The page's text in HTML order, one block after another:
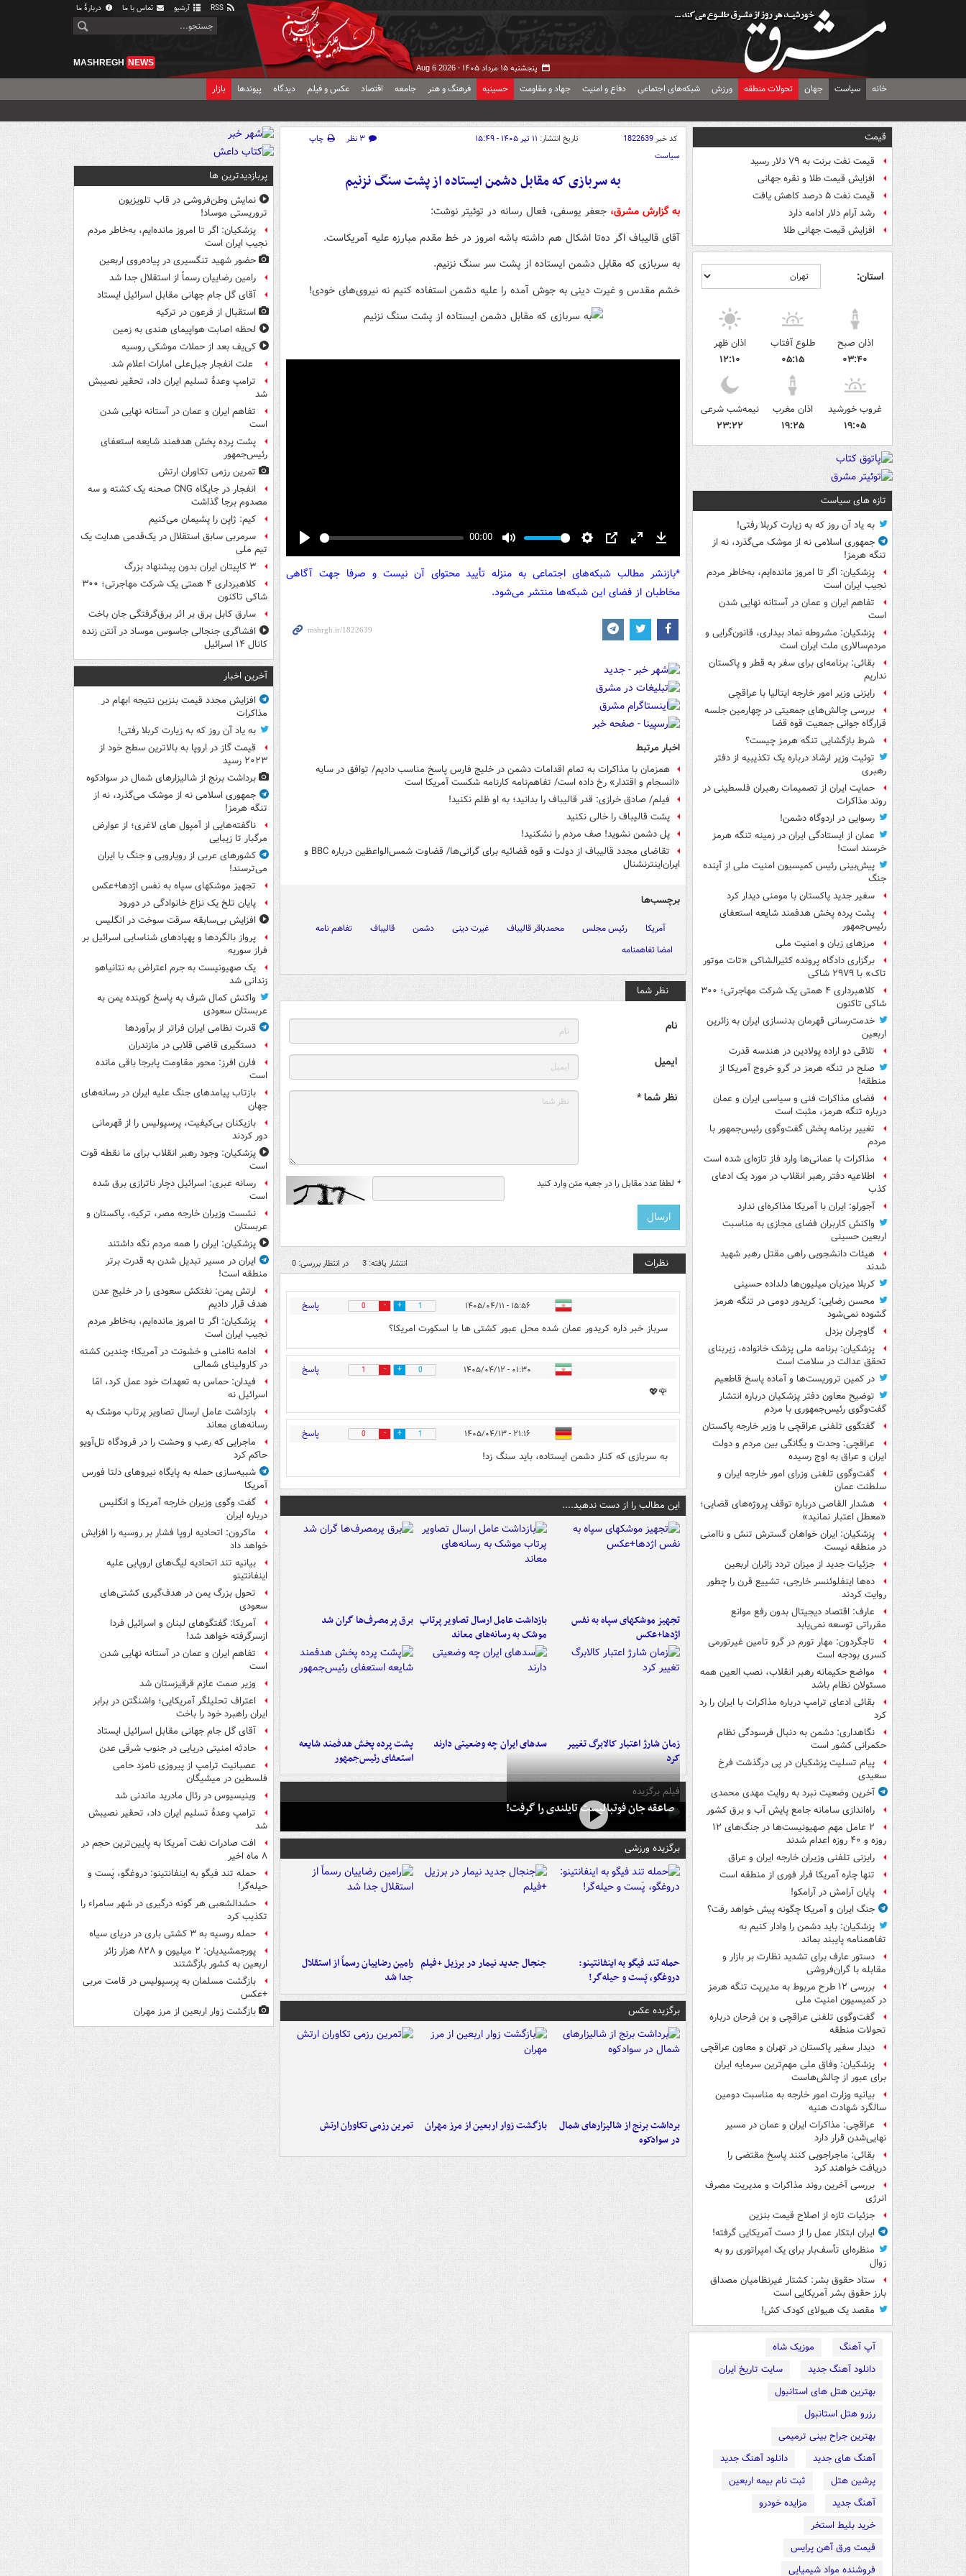
آرشیو تماس با ما دربارهٔ ما
پنجشنبه ۱۵ مرداد ۱۴۰۵ - Aug 6 2026
MASHREGH NEWS
خانه سیاست جهان تحولات منطقه ورزش شبکه‌های اجتماعی دفاع و امنیت جهاد و مقاومت حسینیه فرهنگ و هنر جامعه اقتصاد عکس و فیلم دیدگاه پیوندها بازار
قیمت
قیمت نفت برنت به ۷۹ دلار رسید
افزایش قیمت طلا و نقره جهانی
قیمت نفت ۵ درصد کاهش یافت
رشد آرام دلار ادامه دارد
افزایش قیمت جهانی طلا
استان:
اذان صبح
۰۳:۴۰
طلوع آفتاب
۰۵:۱۵
اذان ظهر
۱۲:۱۰
غروب خورشید
۱۹:۰۵
اذان مغرب
۱۹:۲۵
نیمه‌شب شرعی
۲۳:۲۲
تازه های سیاست
به یاد آن روز که به زیارت کربلا رفتی!
جمهوری اسلامی نه از موشک می‌گذرد، نه از
تنگه هرمز!
پزشکیان: اگر تا امروز مانده‌ایم، به‌خاطر مردم
نجیب ایران است
تفاهم ایران و عمان در آستانه نهایی شدن
است
پزشکیان: مشروطه نماد بیداری، قانون‌گرایی و
مردم‌سالاری ملت ایران است
بقائی: برنامه‌ای برای سفر به قطر و پاکستان
نداریم
رایزنی وزیر امور خارجه ایتالیا با عراقچی
بررسی چالش‌های جمعیتی در چهارمین جلسه
قرارگاه جوانی جمعیت قوه قضا
شرط بازگشایی تنگه هرمز چیست؟
توئیت وزیر ارشاد درباره یک تکذیبیه از دفتر
رهبری
حمایت ایران از تصمیمات رهبران فلسطینی در
روند مذاکرات
رسوایی در اردوگاه دشمن!
عمان از ایستادگی ایران در زمینه تنگه هرمز
خرسند است!
پیش‌بینی رئیس کمیسیون امنیت ملی از آینده
جنگ
سفیر جدید پاکستان با مومنی دیدار کرد
پشت پرده پخش هدفمند شایعه استعفای
رئیس‌جمهور
مرزهای زبان و امنیت ملی
برگزاری دادگاه پرونده کثیرالشاکی «تات موتور
تاک» با ۲۹۷۹ شاکی
کلاهبرداری ۴ همتی یک شرکت مهاجرتی؛ ۳۰۰
شاکی تاکنون
خدمت‌رسانی قهرمان بدنسازی ایران به زائرین
اربعین
تلاقی دو اراده پولادین در هندسه قدرت
صلح در تنگه هرمز در گرو خروج آمریکا از
منطقه!
فضای مذاکرات فنی و سیاسی ایران و عمان
درباره تنگه هرمز، مثبت است
تغییر برنامه پخش گفت‌وگوی رئیس‌جمهور با
مردم
مذاکرات با عمانی‌ها وارد فاز تازه‌ای شده است
اطلاعیه دفتر رهبر انقلاب در مورد یک ادعای
کذب
آجورلو: ایران با آمریکا مذاکره‌ای ندارد
واکنش کاربران فضای مجازی به مناسبت
اربعین حسینی
هیئات دانشجویی راهی مقتل رهبر شهید
شدند
کربلا میزبان میلیون‌ها دلداده حسینی
محسن رضایی: کریدور دومی در تنگه هرمز
گشوده نمی‌شود
گاوچران بزدل
پزشکیان: برنامه ملی پزشک خانواده، زیربنای
تحقق عدالت در سلامت است
در کمین تروریست‌ها و آماده پاسخ قاطعیم
توضیح معاون دفتر پزشکیان درباره انتشار
گفت‌وگوی رئیس‌جمهوری با مردم
گفتگوی تلفنی عراقچی با وزیر خارجه پاکستان
عراقچی: وحدت و یگانگی بین مردم و دولت
ایران و عراق به اوج رسیده
گفت‌وگوی تلفنی وزرای امور خارجه ایران و
سلطنت عمان
هشدار القاصی درباره توقف پروژه‌های قضایی؛
«معطل اعتبار نمانید»
پزشکیان: ایران خواهان گسترش تنش و ناامنی
در منطقه نیست
جزئیات جدید از میزان تردد زائران اربعین
ده‌ها اینفلوئنسر خارجی، تشییع قرن را چطور
روایت کردند
عارف: اقتصاد دیجیتال بدون رفع موانع
مقرراتی توسعه نمی‌یابد
تاجگردون: مهار تورم در گرو تامین غیرتورمی
کسری بودجه است
مواضع حکیمانه رهبر انقلاب، نصب العین همه
مسئولان نظام باشد
بقائی ادعای ترامپ درباره مذاکرات با ایران را رد
کرد
نگاهداری: دشمن به دنبال فرسودگی نظام
حکمرانی کشور است
پیام تسلیت پزشکیان در پی درگذشت فرخ
سعیدی
آخرین وضعیت نبرد به روایت مهدی محمدی
راه‌اندازی سامانه جامع پایش آب و برق کشور
۲ عامل مهم صهیونیست‌ها در جنگ‌های ۱۲
روزه و ۴۰ روزه اعدام شدند
رایزنی تلفنی وزیران خارجه ایران و عراق
تنها چاره آمریکا فرار فوری از منطقه است
پایان آرامش در آرامکو!
جنگ ایران و آمریکا چگونه پیش خواهد رفت؟
پزشکیان: باید دشمن را وادار کنیم به
تفاهم‎نامه پایبند بماند
دستور عارف برای تشدید نظارت بر بازار و
مقابله با گران‌فروشی
بررسی ۱۲ طرح مربوط به مدیریت تنگه هرمز
در کمیسیون امنیت ملی
گفت‌وگوی تلفنی عراقچی و بن فرحان درباره
تحولات منطقه
دیدار سفیر پاکستان در تهران و معاون عراقچی
پزشکیان: وفاق ملی مهم‌ترین سرمایه ایران
برای عبور از چالش‌هاست
بیانیه وزارت امور خارجه به مناسبت دومین
سالگرد شهادت هنیه
عراقچی: مذاکرات ایران و عمان در مسیر
نهایی‌شدن قرار دارد
بقائی: ماجراجویی کنند پاسخ مقتضی را
دریافت خواهند کرد
بررسی آخرین روند مذاکرات و مدیریت مصرف
انرژی
جزئیات تازه از اصلاح قیمت بنزین
ایران ابتکار عمل را از دست آمریکایی‌ گرفته!
منظره‌ای تأسف‌بار برای یک امپراتوری رو به
زوال
ستاد حقوق بشر: کشتار غیرنظامیان مصداق
بارز حقوق بشر آمریکایی است
مقصد یک هیولای کودک کش!
آپ آهنگ
موزیک شاه
دانلود آهنگ جدید
سایت تاریخ ایران
بهترین هتل های استانبول
رزرو هتل استانبول
بهترین جراح بینی ترمیمی
آهنگ های جدید
دانلود آهنگ جدید
پرشین هتل
ثبت نام بیمه اربعین
آهنگ جدید
مزایده خودرو
خرید بلیط استخر
قیمت ورق آهن پرایس
فروشنده مواد شیمیایی
کد خبر1822639 تاریخ انتشار: ۱۱ تیر ۱۴۰۵ - ۱۵:۴۹ ۳ نظر
چاپ
سیاست
به سربازی که مقابل دشمن ایستاده از پشت سنگ نزنیم
به گزارش مشرق، جعفر یوسفی، فعال رسانه در توئیتر نوشت:
آقای قالیباف اگر ده‌تا اشکال هم داشته باشه امروز در خط مقدم مبارزه علیه آمریکاست.
به سربازی که مقابل دشمن ایستاده از پشت سر سنگ نزنیم.
خشم مقدس و غیرت دینی به جوش آمده را علیه دشمن استفاده کنیم نه نیروی‌های خودی!
00:00
fullscreen
Download
*بازنشر مطالب شبکه‌های اجتماعی به منزله تأیید محتوای آن نیست و صرفا جهت آگاهی
مخاطبان از فضای این شبکه‌ها منتشر می‌شود.
اخبار مرتبط
همزمان با مذاکرات به تمام اقدامات دشمن در خلیج فارس پاسخ مناسب دادیم/ توافق در سایه
«انسجام و اقتدار» رخ داده است/ تفاهم‌نامه کارنامه شکست آمریکا است
فیلم/ صادق خرازی: قدر قالیباف را بدانید؛ به او ظلم نکنید!
پشت قالیباف را خالی نکنید
پل دشمن نشوید! صف مردم را نشکنید!
تقاضای مجدد قالیباف از دولت و قوه قضائیه برای گرانی‌ها/ قضاوت شمس‌الواعظین درباره BBC و
ایران‌اینترنشنال
برچسب‌ها
آمریکا رئیس مجلس محمدباقر قالیباف غیرت دینی دشمن قالیباف
تفاهم نامه
امضا تفاهمنامه
نظر شما
نام
ایمیل
نظر شما *
* لطفا عدد مقابل را در جعبه متن وارد کنید
نظرات انتشار یافته: 3 در انتظار بررسی: 0
۱۵:۵۶ - ۱۴۰۵/۰۴/۱۱ 1
0 پاسخ
سرباز خبر داره کریدور عمان شده محل عبور کشتی ها با اسکورت امریکا؟
۰۱:۳۰ - ۱۴۰۵/۰۴/۱۲ 0
1 پاسخ
🌹💖
۲۱:۱۶ - ۱۴۰۵/۰۴/۱۳ 1
0 پاسخ
به سربازی که کنار دشمن ایستاده، باید سنگ زد!
این مطالب را از دست ندهید....
تجهیز موشکهای سپاه به نفس
اژدها+عکس
بازداشت عامل ارسال تصاویر پرتاب
موشک به رسانه‌های معاند
برق پرمصرف‌ها گران شد
زمان شارژ اعتبار کالابرگ تغییر
کرد
سدهای ایران چه وضعیتی دارند
پشت پرده پخش هدفمند شایعه
استعفای رئیس‌جمهور
فیلم برگزیده
صاعقه جان فوتبالیست تایلندی را گرفت!
برگزیده ورزشی
حمله تند فیگو به اینفانتینو:
دروغگو، پَست‌ و حیله‌گر!
جنجال جدید نیمار در برزیل +فیلم رامین رضاییان رسماً از استقلال
جدا شد
برگزیده عکس
برداشت برنج از شالیزارهای شمال
در سوادکوه
بازگشت زوار اربعین از مرز مهران تمرین رزمی تکاوران ارتش
پربازدیدترین ها
نمایش وطن‌فروشی در قاب تلویزیون
تروریستی موساد!
پزشکیان: اگر تا امروز مانده‌ایم، به‌خاطر مردم
نجیب ایران است
حضور شهید تنگسیری در پیاده‌روی اربعین
رامین رضاییان رسماً از استقلال جدا شد
آقای گل جام جهانی مقابل اسرائیل ایستاد
استقبال از فرعون در ترکیه
لحظه اصابت هواپیمای هندی به زمین
کی‌یف بعد از حملات موشکی روسیه
علت انفجار جبل‌علی امارات اعلام شد
ترامپ وعدۀ تسلیم ایران داد، تحقیر نصیبش
شد
تفاهم ایران و عمان در آستانه نهایی شدن
است
پشت پرده پخش هدفمند شایعه استعفای
رئیس‌جمهور
تمرین رزمی تکاوران ارتش
انفجار در جایگاه CNG صحنه یک کشته و سه
مصدوم برجا گذاشت
کیم: ژاپن را پشیمان می‌کنیم
سرمربی سابق استقلال در یک‌قدمی هدایت یک
تیم ملی
۳ کاپیتان ایران بدون پیشنهاد بزرگ
کلاهبرداری ۴ همتی یک شرکت مهاجرتی؛ ۳۰۰
شاکی تاکنون
سارق کابل برق بر اثر برق‌گرفتگی جان باخت
افشاگری جنجالی جاسوس موساد در آنتن زنده
کانال ۱۴ اسرائیل
آخرین اخبار
افزایش مجدد قیمت بنزین نتیجه ابهام در
مذاکرات
به یاد آن روز که به زیارت کربلا رفتی!
قیمت گاز در اروپا به بالاترین سطح خود از
۲۰۲۳ رسید
برداشت برنج از شالیزارهای شمال در سوادکوه
جمهوری اسلامی نه از موشک می‌گذرد، نه از
تنگه هرمز!
ناگفته‌هایی از آمپول های لاغری؛ از عوارض
مرگبار تا زیبایی
کشورهای عربی از رویارویی و جنگ با ایران
می‌ترسند!
تجهیز موشکهای سپاه به نفس اژدها+عکس
پایان تلخ یک نزاع خانوادگی در دورود
افزایش بی‌سابقه سرقت سوخت در انگلیس
پرواز بالگردها و پهپادهای شناسایی اسرائیل بر
فراز سوریه
یک صهیونیست به جرم اعتراض به نتانیاهو
زندانی شد
واکنش کمال شرف به پاسخ کوبنده یمن به
عربستان سعودی
قدرت نظامی ایران فراتر از برآوردها
دستگیری قاضی قلابی در مازندران
فارن افرز: محور مقاومت پابرجا باقی مانده
است
بازتاب پیامدهای جنگ علیه ایران در رسانه‌های
جهان
بازیکنان بی‌کیفیت، پرسپولیس را از قهرمانی
دور کردند
پزشکیان: وجود رهبر انقلاب برای ما نقطه قوت
است
رسانه عبری: اسرائیل دچار ناترازی برق شده
است
نشست وزیران خارجه مصر، ترکیه، پاکستان و
عربستان
پزشکیان: ایران را همه مردم نگه داشتند
ایران در مسیر تبدیل شدن به قدرت برتر
منطقه است!
ارتش یمن: نفتکش سعودی را در خلیج عدن
هدف قرار دادیم
پزشکیان: اگر تا امروز مانده‌ایم، به‌خاطر مردم
نجیب ایران است
ادامه ناامنی و خشونت در آمریکا؛ چندین کشته
در کارولینای شمالی
فیدان: حماس به تعهدات خود عمل کرد، امّا
اسرائیل نه
بازداشت عامل ارسال تصاویر پرتاب موشک به
رسانه‌های معاند
ماجرایی که رعب و وحشت را در فرودگاه تل‌آویو
حاکم کرد
شبیه‌سازی حمله به پایگاه نیروهای دلتا فورس
آمریکا
گفت وگوی وزیران خارجه آمریکا و انگلیس
درباره ایران
ماکرون: اتحادیه اروپا فشار بر روسیه را افزایش
خواهد داد
بیانیه تند اتحادیه لیگ‌های اروپایی علیه
اینفانتینو
تحول بزرگ یمن در هدف‌گیری کشتی‌های
سعودی
آمریکا: گفتگوهای لبنان و اسرائیل فردا
ازسرگرفته خواهد شد!
تفاهم ایران و عمان در آستانه نهایی شدن
است
وزیر صمت عازم قرقیزستان شد
اعتراف تحلیلگر آمریکایی؛ واشنگتن در برابر
ایران راهبرد خود را باخت
آقای گل جام جهانی مقابل اسرائیل ایستاد
حادثه امنیتی دریایی در جنوب شرقی عدن
عصبانیت ترامپ از پیروزی نامزد حامی
فلسطین در میشیگان
وینیسیوس در رئال مادرید ماندنی شد
ترامپ وعدۀ تسلیم ایران داد، تحقیر نصیبش
شد
افت صادرات نفت آمریکا به پایین‌ترین حجم در
۸ ماه اخیر
حمله تند فیگو به اینفانتینو: دروغگو، پَست‌ و
حیله‌گر!
حشدالشعبی هر گونه درگیری در شهر سامراء را
تکذیب کرد
حمله روسیه به ۳ کشتی باری در دریای سیاه
پورجمشیدیان: ۲ میلیون و ۸۲۸ هزار زائر
اربعین به کشور بازگشتند
بازگشت مسلمان به پرسپولیس در قامت مربی
+عکس
بازگشت زوار اربعین از مرز مهران